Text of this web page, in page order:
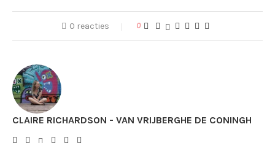
0 reacties 0
CLAIRE RICHARDSON - VAN VRIJBERGHE DE CONINGH